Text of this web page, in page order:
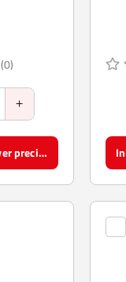
(0)
Iniciar sesión y ver precios